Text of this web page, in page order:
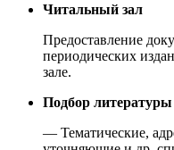
Читальный зал
Предоставление
периодических
зале.
Подбор
— Тематические,